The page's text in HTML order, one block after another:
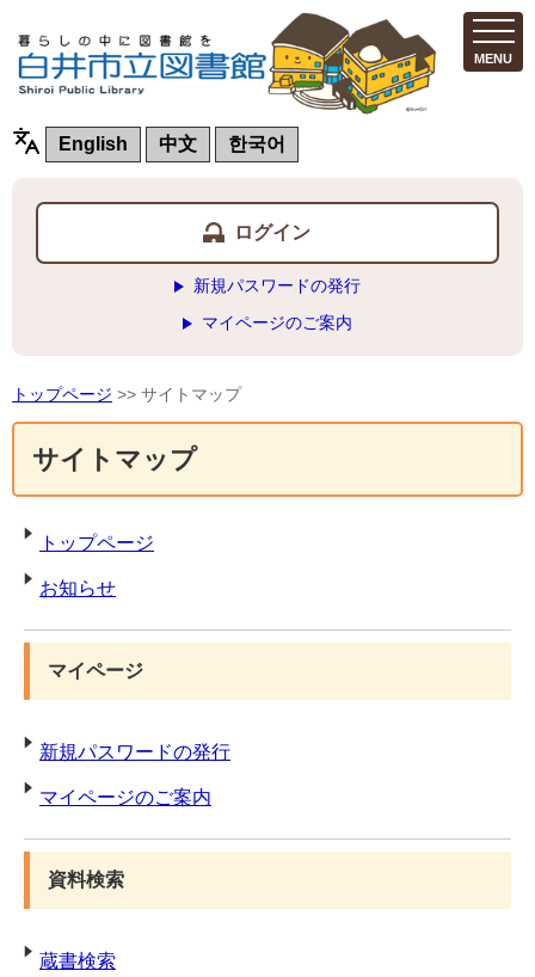
MENU
English 中文 한국어
ログイン
新規パスワードの発行
マイページのご案内
トップページ >> サイトマップ
サイトマップ
トップページ
お知らせ
マイページ
新規パスワードの発行
マイページのご案内
資料検索
蔵書検索